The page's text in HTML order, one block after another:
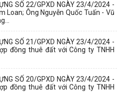
SỐ 22/GPXD NGÀY 23/4/2024 -
Loan; Ông Nguyễn Quốc Tuấn - Vũ
SỐ 21/GPXD NGÀY 23/4/2024 -
đồng thuê đất với Công ty TNHH
SỐ 20/GPXD NGÀY 23/4/2024 -
đồng thuê đất với Công ty TNHH